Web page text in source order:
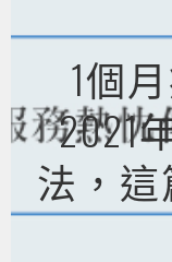
至
內
容
1個
2021
法，